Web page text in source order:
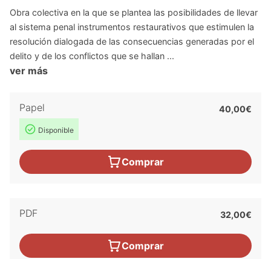
Obra colectiva en la que se plantea las posibilidades de llevar
al sistema penal instrumentos restaurativos que estimulen la
resolución dialogada de las consecuencias generadas por el
delito y de los conflictos que se hallan ...
ver más
Papel
Disponible
40,00€
Comprar
PDF 32,00€
Comprar